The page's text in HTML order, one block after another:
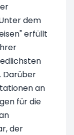
dem
erfüllt
Darüber
an
für die
der